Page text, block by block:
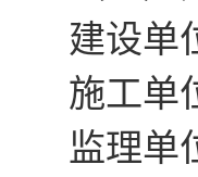
建设单
施工单
监理单